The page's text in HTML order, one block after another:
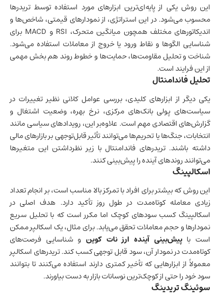
این روش یکی از پایه‌ای‌ترین ابزارهای مورد استفاده توسط تریدرها
محسوب می‌شود. در این استراتژی، از نمودارهای قیمتی، شاخص‌ها و
اندیکاتورهای مختلف همچون میانگین متحرک، RSI و MACD برای
شناسایی الگوها و نقاط ورود یا خروج از معاملات استفاده می‌شود.
شناخت و تحلیل مقاومت‌ها، حمایت‌ها و خطوط روند هم بخش مهمی
از این فرایند است.
تحلیل فاندامنتال
یکی دیگر از ابزارهای کلیدی، بررسی عوامل کلانی نظیر تغییرات در
سیاست‌های پولی بانک‌های مرکزی، نرخ بهره، وضعیت اشتغال و
گزارش‌های اقتصادی مهم است. علاوه‌بر این، رویدادهای سیاسی مانند
انتخابات، جنگ‌ها یا تحریم‌ها می‌توانند تأثیر قابل‌توجهی بر بازارهای مالی
داشته باشند. تریدرهای فاندامنتال با زیر نظرداشتن این متغیرها
می‌توانند روندهای آینده را پیش‌بینی کنند.
اسکالپینگ
این روش که بیشتر برای افراد با تمرکز بالا مناسب است، بر انجام تعداد
زیادی معامله کوتاه‌مدت در طول روز تأکید دارد. هدف اصلی در
اسکالپینگ کسب سودهای کوچک اما مکرر است که با تحلیل سریع
نمودارها و حجم معاملات تحقق می‌یابد. برای مثال، یک اسکالپر ممکن
است باپیش‌بینی آینده ارز نات کوین و شناسایی فرصت‌های
کوتاه‌مدت در نمودار آن، سود قابل توجهی کسب کند. تریدرهای اسکالپر
معمولاً از ابزارهایی که تأخیر کمتری دارند استفاده می‌کنند تا بتوانند
سود خود را حتی از کوچک‌ترین نوسانات بازار به دست بیاورند.
سوئینگ تریدینگ